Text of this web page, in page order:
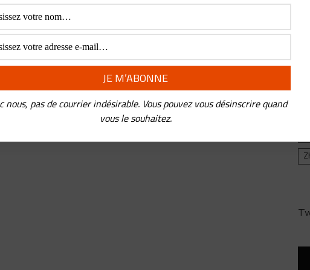
nous, pas de courrier indésirable. Vous pouvez vous désinscrire quand
vous le souhaitez.